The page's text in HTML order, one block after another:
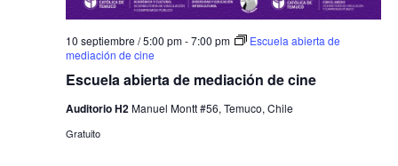
Escuela abierta de mediación de cine
10 septiembre / 5:00 pm-7:00 pm
Escuela abierta de
mediación de cine
Auditorio H2Manuel Montt #56, Temuco, Chile
Gratuito